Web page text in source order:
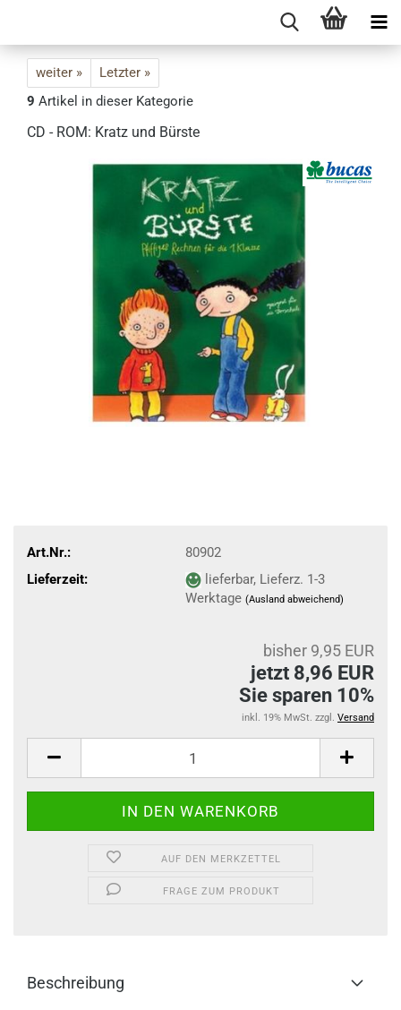
weiter »
Letzter »
9 Artikel in dieser Kategorie
CD - ROM: Kratz und Bürste
Art.Nr.:
80902
Lieferzeit:
lieferbar, Lieferz. 1-3
Werktage (Ausland abweichend)
bisher 9,95 EUR
jetzt 8,96 EUR
Sie sparen 10%
inkl. 19% MwSt. zzgl. Versand
AUF DEN MERKZETTEL
FRAGE ZUM PRODUKT
Beschreibung